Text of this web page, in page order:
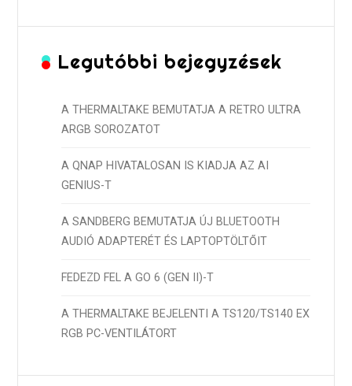
Legutóbbi bejegyzések
A THERMALTAKE BEMUTATJA A RETRO ULTRA
ARGB SOROZATOT
A QNAP HIVATALOSAN IS KIADJA AZ AI
GENIUS-T
A SANDBERG BEMUTATJA ÚJ BLUETOOTH
AUDIÓ ADAPTERÉT ÉS LAPTOPTÖLTŐIT
FEDEZD FEL A GO 6 (GEN II)-T
A THERMALTAKE BEJELENTI A TS120/TS140 EX
RGB PC-VENTILÁTORT